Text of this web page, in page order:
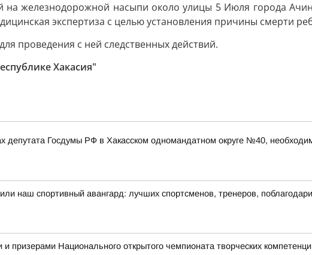
железнодорожной насыпи около улицы 5 Июля города
экспертиза с целью установления причины смерти
проведения с ней следственных действий.
Хакасия"
депутата Госдумы РФ в Хакасском одномандатном округе №40,
наш спортивный авангард: лучших спортсменов, тренеров,
призерами Национального открытого чемпионата творческих